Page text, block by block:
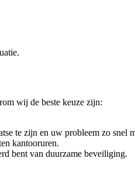
wij de beste keuze zijn:
te zijn en uw probleem zo snel
kantooruren.
bent van duurzame beveiliging.